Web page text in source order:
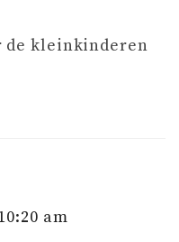
de kleinkinderen
am